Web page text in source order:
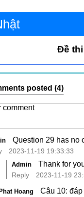
Đề
posted (4)
Question 29 has no
2023-11-19 19:33:33
Admin Thank for
Reply 2023-11-19
Hoang Câu 10: